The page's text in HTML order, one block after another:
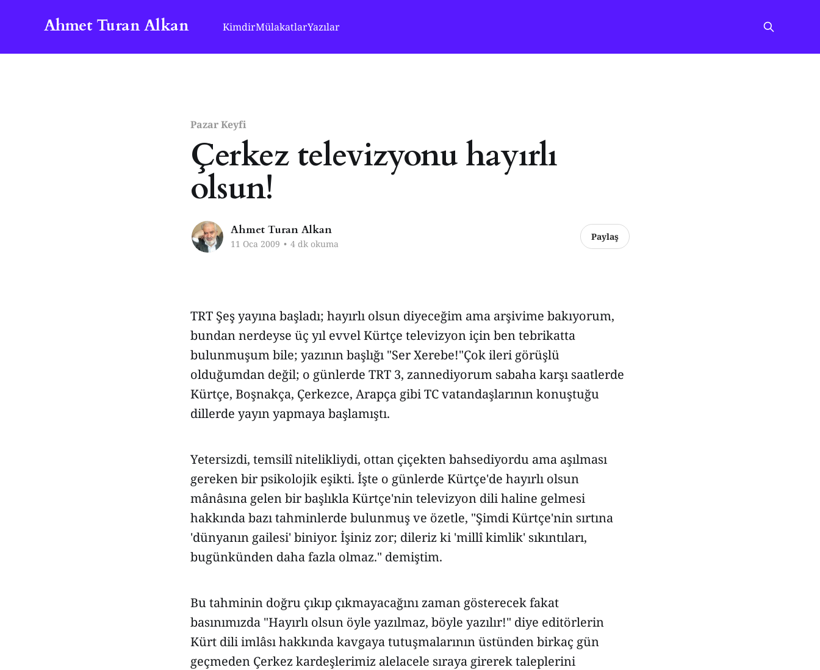
Ahmet Turan Alkan KimdirMülakatlarYazılar
Pazar Keyfi
Çerkez televizyonu hayırlı
olsun!
Ahmet Turan Alkan
11 Oca 2009 • 4 dk okuma
Paylaş
TRT Şeş yayına başladı; hayırlı olsun diyeceğim ama arşivime bakıyorum,
bundan nerdeyse üç yıl evvel Kürtçe televizyon için ben tebrikatta
bulunmuşum bile; yazının başlığı "Ser Xerebe!"Çok ileri görüşlü
olduğumdan değil; o günlerde TRT 3, zannediyorum sabaha karşı saatlerde
Kürtçe, Boşnakça, Çerkezce, Arapça gibi TC vatandaşlarının konuştuğu
dillerde yayın yapmaya başlamıştı.
Yetersizdi, temsilî nitelikliydi, ottan çiçekten bahsediyordu ama aşılması
gereken bir psikolojik eşikti. İşte o günlerde Kürtçe'de hayırlı olsun
mânâsına gelen bir başlıkla Kürtçe'nin televizyon dili haline gelmesi
hakkında bazı tahminlerde bulunmuş ve özetle, "Şimdi Kürtçe'nin sırtına
'dünyanın gailesi' biniyor. İşiniz zor; dileriz ki 'millî kimlik' sıkıntıları,
bugünkünden daha fazla olmaz." demiştim.
Bu tahminin doğru çıkıp çıkmayacağını zaman gösterecek fakat
basınımızda "Hayırlı olsun öyle yazılmaz, böyle yazılır!" diye editörlerin
Kürt dili imlâsı hakkında kavgaya tutuşmalarının üstünden birkaç gün
geçmeden Çerkez kardeşlerimiz alelacele sıraya girerek taleplerini